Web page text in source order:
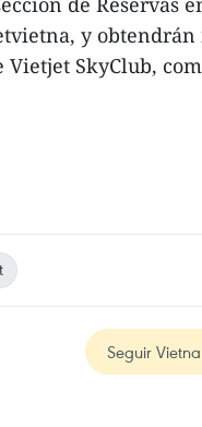
y obtendrán
SkyClub,
Seguir